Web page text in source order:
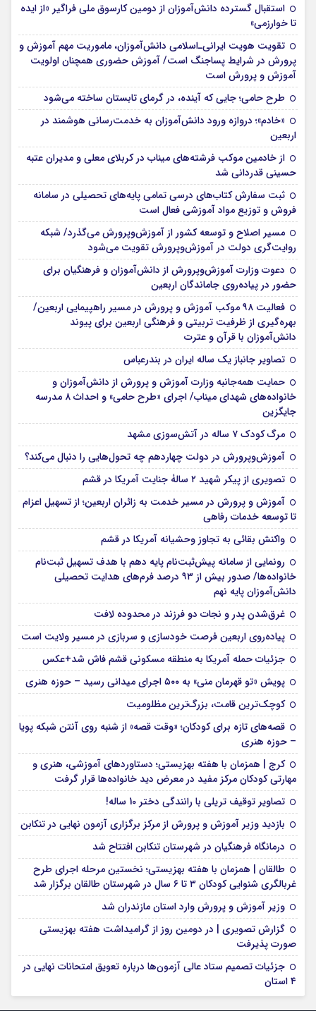
استقبال گسترده دانش‌آموزان از دومین کارسوق ملی فراگیر «از ایده
تا خوارزمی»
تقویت هویت ایرانی‌ـ‌اسلامی دانش‌آموزان، ماموریت مهم آموزش و
پرورش در شرایط پساجنگ است/ آموزش حضوری همچنان اولویت
آموزش و پرورش است
طرح حامی؛ جایی که آینده، در گرمای تابستان ساخته می‌شود
«خادم»؛ دروازه ورود دانش‌آموزان به خدمت‌رسانی هوشمند در
اربعین
از خادمین موکب فرشته‌های میناب در کربلای معلی و مدیران عتبه
حسینی قدردانی شد
ثبت سفارش کتاب‌های درسی تمامی پایه‌های تحصیلی در سامانه
فروش و توزیع مواد آموزشی فعال است
مسیر اصلاح و توسعه کشور از آموزش‌وپرورش می‌گذرد/ شبکه
روایت‌‌گری دولت در آموزش‌وپرورش تقویت می‌شود
دعوت وزارت آموزش‌وپرورش از دانش‌آموزان و فرهنگیان برای
حضور در پیاده‌روی جاماندگان اربعین
فعالیت ۹۸ موکب آموزش و پرورش در مسیر راهپیمایی اربعین/
بهره‌گیری از ظرفیت تربیتی و فرهنگی اربعین برای پیوند
دانش‌آموزان با قرآن و عترت
تصاویر جانباز یک ساله ایران در بندرعباس
حمایت همه‌جانبه وزارت آموزش و پرورش از دانش‌آموزان و
خانواده‌های شهدای میناب/ اجرای «طرح حامی» و احداث ۸ مدرسه
جایگزین
مرگ کودک ۷ ساله در آتش‌سوزی مشهد
آموزش‌وپرورش در دولت چهاردهم چه تحول‌هایی را دنبال می‌کند؟
تصویری از پیکر شهید ۲ سالۀ جنایت آمریکا در قشم
آموزش و پرورش در مسیر خدمت به زائران اربعین؛ از تسهیل اعزام
تا توسعه خدمات رفاهی
واکنش بقائی به تجاوز وحشیانه آمریکا در قشم
رونمایی از سامانه پیش‌ثبت‌نام پایه دهم با هدف تسهیل ثبت‌نام
خانواده‌ها/ صدور بیش از ۹۳ درصد فرم‌های هدایت تحصیلی
دانش‌آموزان پایه نهم
غرق‌شدن پدر و نجات دو فرزند در محدوده لافت
پیاده‌روی اربعین فرصت خودسازی و سربازی در مسیر ولایت است
جزئیات حمله آمریکا به منطقه مسکونی قشم فاش شد+عکس
پویش «تو قهرمان منی» به ۵۰۰ اجرای میدانی رسید – حوزه هنری
کوچک‌ترین قامت، بزرگ‌ترین مظلومیت
قصه‌های تازه برای کودکان؛ «وقت قصه» از شنبه روی آنتن شبکه پویا
– حوزه هنری
کرج | همزمان با هفته بهزیستی؛ دستاوردهای آموزشی، هنری و
مهارتی کودکان مرکز مفید در معرض دید خانواده‌ها قرار گرفت
تصاویر توقیف تریلی با رانندگی دختر 10 ساله!
بازدید وزیر آموزش و پرورش از مرکز برگزاری آزمون نهایی در تنکابن
درمانگاه فرهنگیان در شهرستان تنکابن افتتاح شد
طالقان | همزمان با هفته بهزیستی؛ نخستین مرحله اجرای طرح
غربالگری شنوایی کودکان ۳ تا ۶ سال در شهرستان طالقان برگزار شد
وزیر آموزش و پرورش وارد استان مازندران شد
گزارش تصویری | در دومین روز از گرامیداشت هفته بهزیستی
صورت پذیرفت
جزئیات تصمیم ستاد عالی آزمون‌ها درباره تعویق امتحانات نهایی در
۴ استان